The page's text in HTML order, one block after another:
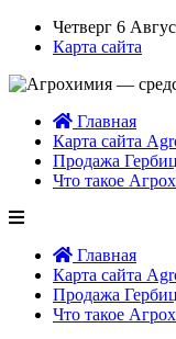
Четверг 6
Карта сайта
Главная
Карта сайта
Продажа
Что такое
Главная
Карта сайта
Продажа
Что такое